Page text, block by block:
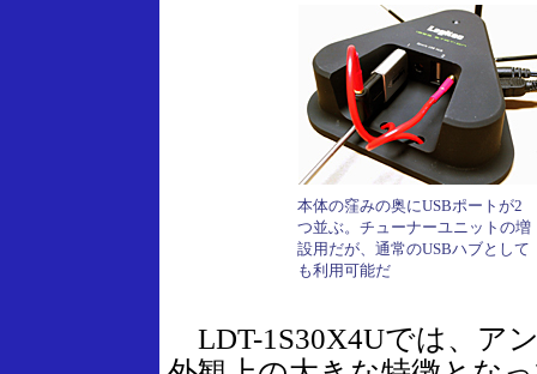
本体の窪みの奥にUSBポートが2
つ並ぶ。チューナーユニットの増
設用だが、通常のUSBハブとして
も利用可能だ
LDT-1S30X4Uでは、ア